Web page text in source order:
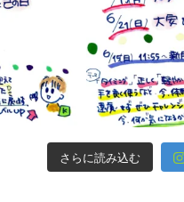
さらに読み込む